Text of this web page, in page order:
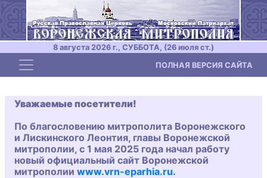
8 августа 2026 г., СУББОТА, (26 июля ст.)
Toggle navigation ПОЛНАЯ ВЕРСИЯ САЙТА
Уважаемые посетители!
По благословению митрополита Воронежского
и Лискинского Леонтия, главы Воронежской
митрополии, с 1 мая 2025 года начал работу
новый официальный сайт Воронежской
митрополии www.vrn-eparhia.ru.